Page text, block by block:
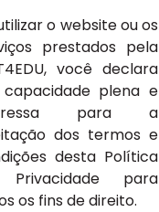
o website ou os
prestados pela
você declara
plena e
para a
dos termos e
desta Política
para
os fins de direito.